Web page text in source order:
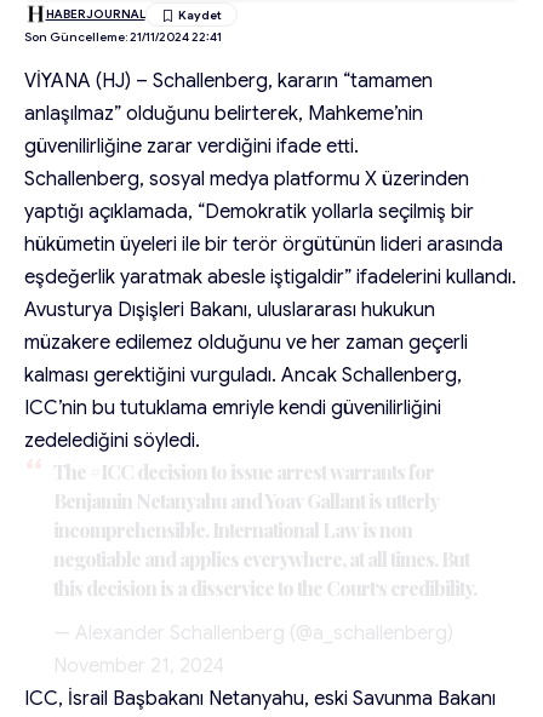
Son Güncelleme: 21/11/2024 22:41
HABERJOURNAL
VİYANA (HJ) – Schallenberg, kararın “tamamen
anlaşılmaz” olduğunu belirterek, Mahkeme’nin
güvenilirliğine zarar verdiğini ifade etti.
Schallenberg, sosyal medya platformu X üzerinden
yaptığı açıklamada, “Demokratik yollarla seçilmiş bir
hükümetin üyeleri ile bir terör örgütünün lideri arasında
eşdeğerlik yaratmak abesle iştigaldir” ifadelerini kullandı.
Avusturya Dışişleri Bakanı, uluslararası hukukun
müzakere edilemez olduğunu ve her zaman geçerli
kalması gerektiğini vurguladı. Ancak Schallenberg,
ICC’nin bu tutuklama emriyle kendi güvenilirliğini
zedelediğini söyledi.
The #ICCdecision to issue arrest warrants for
Benjamin Netanyahu and Yoav Gallant is utterly
incomprehensible. International Law is non
negotiable and applies everywhere, at all times. But
this decision is a disservice to the Court‘s credibility.
— Alexander Schallenberg (@a_schallenberg)
November 21, 2024
ICC, İsrail Başbakanı Netanyahu, eski Savunma Bakanı